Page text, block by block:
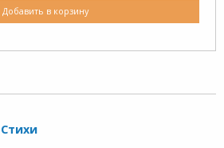
Добавить в корзину